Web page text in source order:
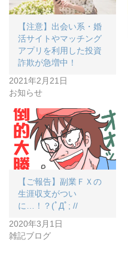
【注意】出会い系・婚
活サイトやマッチング
アプリを利用した投資
詐欺が急増中！
2021年2月21日
お知らせ
【ご報告】副業ＦＸの
生涯収支がつい
に…！？(ﾟДﾟ; //
2020年3月1日
雑記ブログ